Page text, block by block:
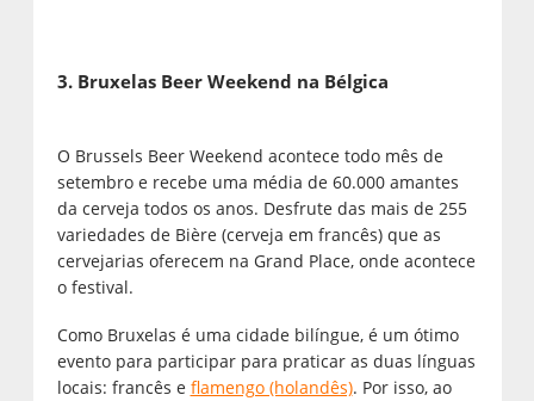
3. Bruxelas Beer Weekend na Bélgica
O Brussels Beer Weekend acontece todo mês de
setembro e recebe uma média de 60.000 amantes
da cerveja todos os anos. Desfrute das mais de 255
variedades de Bière (cerveja em francês) que as
cervejarias oferecem na Grand Place, onde acontece
o festival.
Como Bruxelas é uma cidade bilíngue, é um ótimo
evento para participar para praticar as duas línguas
locais: francês e flamengo (holandês). Por isso, ao